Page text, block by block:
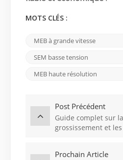
MOTS CLÉS :
MEB à grande vitesse
SEM basse tension
MEB haute résolution
Post Précédent
Guide complet sur
grossissement et
Prochain Article